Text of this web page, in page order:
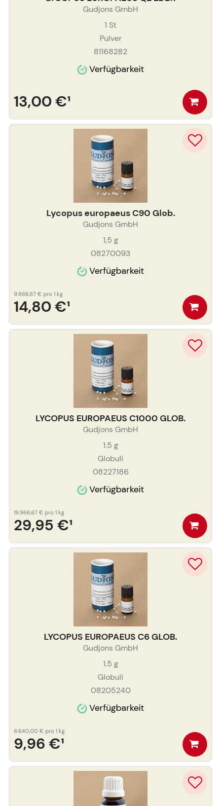
Gudjons GmbH
1 St
Pulver
81168282
Verfügbarkeit
13,00 €¹
Lycopus europaeus C90 Glob.
Gudjons GmbH
1,5 g
08270093
Verfügbarkeit
14,80 €¹
9.866,67 € pro 1 kg
LYCOPUS EUROPAEUS C1000 GLOB.
Gudjons GmbH
1.5 g
Globuli
08227186
Verfügbarkeit
29,95 €¹
19.966,67 € pro 1 kg
LYCOPUS EUROPAEUS C6 GLOB.
Gudjons GmbH
1.5 g
Globuli
08205240
Verfügbarkeit
9,96 €¹
6.640,00 € pro 1 kg